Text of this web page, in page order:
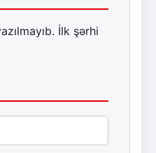
İlk şərhi